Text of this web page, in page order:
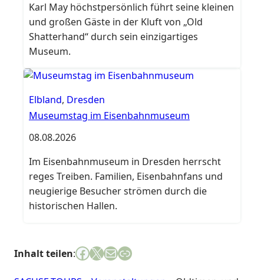
Karl May höchstpersönlich führt seine kleinen
und großen Gäste in der Kluft von „Old
Shatterhand“ durch sein einzigartiges
Museum.
Elbland, Dresden
Museumstag im Eisenbahnmuseum
08.08.2026
Im Eisenbahnmuseum in Dresden herrscht
reges Treiben. Familien, Eisenbahnfans und
neugierige Besucher strömen durch die
historischen Hallen.
Inhalt teilen:Facebook
X E-Mail
Link